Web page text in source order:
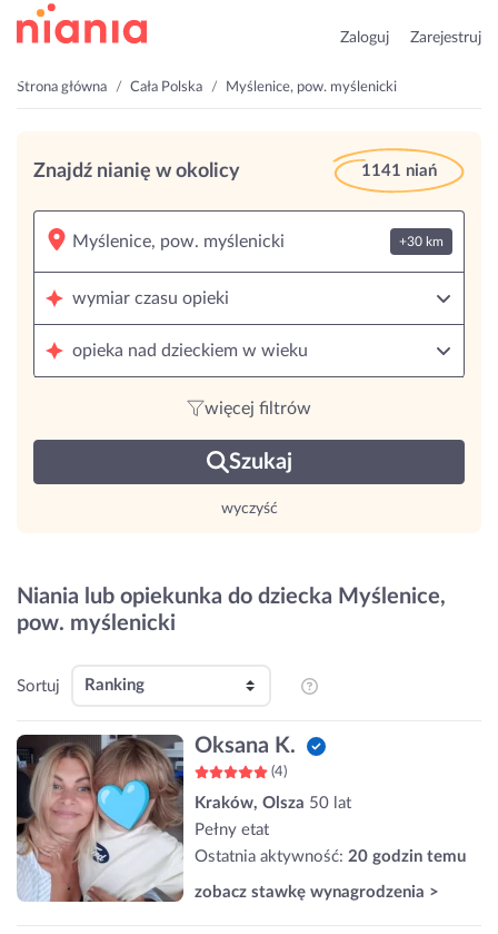
Zaloguj Zarejestruj
Strona główna Cała Polska Myślenice, pow. myślenicki
Znajdź nianię w okolicy 1141 niań
+30 km
wymiar czasu opieki
opieka nad dzieckiem w wieku
więcej filtrów
Szukaj
wyczyść
Niania lub opiekunka do dziecka Myślenice,
pow. myślenicki
Sortuj
Oksana K.
(4)
Kraków, Olsza 50 lat
Pełny etat
Ostatnia aktywność: 20 godzin temu
zobacz stawkę wynagrodzenia >